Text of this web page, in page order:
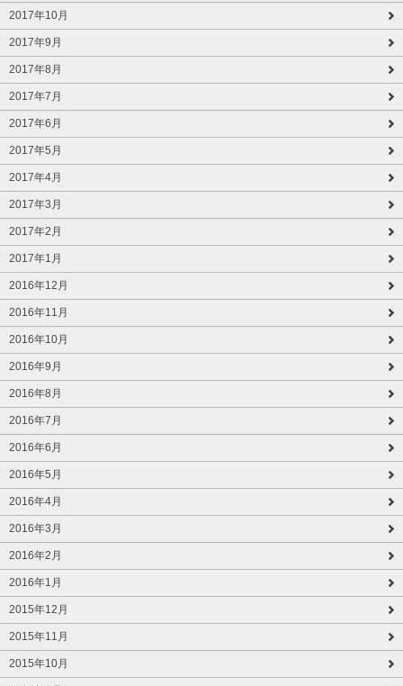
2017年10月
2017年9月
2017年8月
2017年7月
2017年6月
2017年5月
2017年4月
2017年3月
2017年2月
2017年1月
2016年12月
2016年11月
2016年10月
2016年9月
2016年8月
2016年7月
2016年6月
2016年5月
2016年4月
2016年3月
2016年2月
2016年1月
2015年12月
2015年11月
2015年10月